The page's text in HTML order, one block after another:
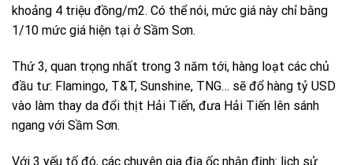
khoảng 4 triệu đồng/m2. Có thể nói, mức giá này chỉ bằng
1/10 mức giá hiện tại ở Sầm Sơn.
Thứ 3, quan trọng nhất trong 3 năm tới, hàng loạt các chủ
đầu tư: Flamingo, T&T, Sunshine, TNG… sẽ đổ hàng tỷ USD
vào làm thay da đổi thịt Hải Tiến, đưa Hải Tiến lên sánh
ngang với Sầm Sơn.
Với 3 yếu tố đó, các chuyên gia địa ốc nhận định: lịch sử